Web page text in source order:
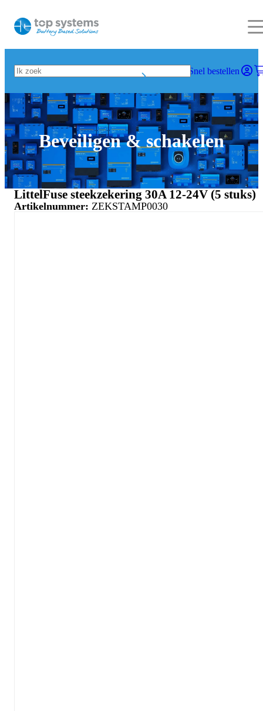
Snel bestellen
Beveiligen & schakelen
LittelFuse steekzekering 30A 12-24V (5 stuks)
Artikelnummer: ZEKSTAMP0030